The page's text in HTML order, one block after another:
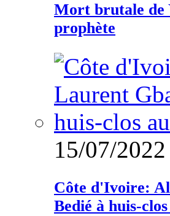
Mort brutale de
prophète
15/07/2022
Côte d'Ivoire:
Bedié à huis-